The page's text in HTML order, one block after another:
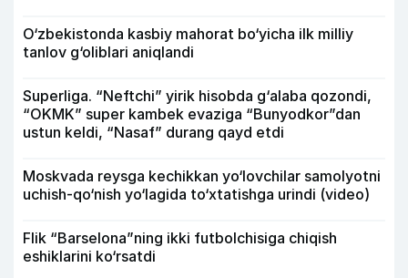
O‘zbekistonda kasbiy mahorat bo‘yicha ilk milliy
tanlov g‘oliblari aniqlandi
Superliga. “Neftchi” yirik hisobda g‘alaba qozondi,
“OKMK” super kambek evaziga “Bunyodkor”dan
ustun keldi, “Nasaf” durang qayd etdi
Moskvada reysga kechikkan yo‘lovchilar samolyotni
uchish-qo‘nish yo‘lagida to‘xtatishga urindi (video)
Flik “Barselona”ning ikki futbolchisiga chiqish
eshiklarini ko‘rsatdi